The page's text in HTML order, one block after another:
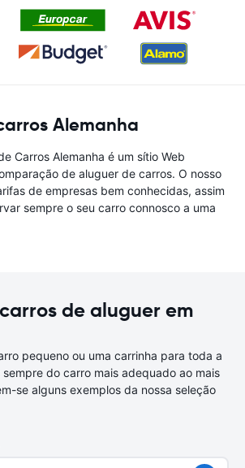
Alemanha
Carros Alemanha é um sítio Web
de aluguer de carros. O nosso
de empresas bem conhecidas, assim
sempre o seu carro connosco a uma
de aluguer em
pequeno ou uma carrinha para toda a
do carro mais adequado ao mais
se alguns exemplos da nossa seleção